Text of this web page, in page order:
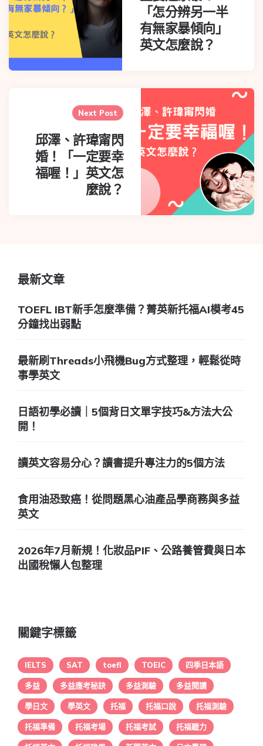
「怎分辨另一半
有無家暴傾向」
英文怎麼說？
Next Post
邱澤、許瑋甯閃
婚！「一定要幸
福喔！」英文怎
麼說？
最新文章
TOEFL IBT新手怎麼準備？菁英新托福AI模考45
分鐘找出弱點
最新刷Threads小飛機Bug方式整理，輕鬆從時
事學英文
日語初學必讀｜5個背日文單字技巧&方法大公
開！
讀英文容易分心？讀書提升專注力的5個方法
食用油恐致癌！從問題黑心油產品學商務與多益
英文
2026年7月新規！化妝品PIF、公路養管費與日本
出國稅懶人包整理
關鍵字標籤
IELTS SAT toefl TOEIC 四季日本語
多益 多益應考秘訣 多益測驗 多益閱讀
學日文 學英文 托福 托福口說 托福測驗
托福準備 托福考場 托福考試 托福聽力